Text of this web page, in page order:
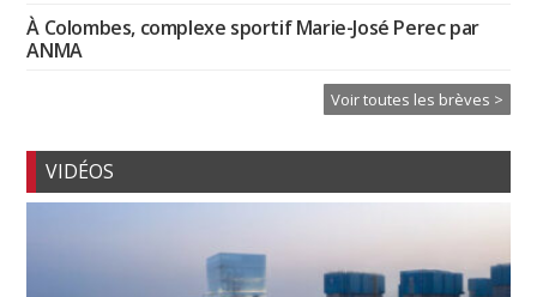
À Colombes, complexe sportif Marie-José Perec par
ANMA
Voir toutes les brèves >
VIDÉOS